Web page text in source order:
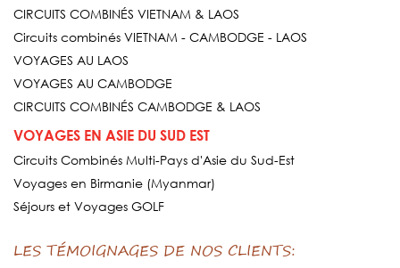
CIRCUITS COMBINÉS VIETNAM & LAOS
Circuits combinés VIETNAM - CAMBODGE - LAOS
VOYAGES AU LAOS
VOYAGES AU CAMBODGE
CIRCUITS COMBINÉS CAMBODGE & LAOS
VOYAGES EN ASIE DU SUD EST
Circuits Combinés Multi-Pays d'Asie du Sud-Est
Voyages en Birmanie (Myanmar)
Séjours et Voyages GOLF
LES TÉMOIGNAGES DE NOS CLIENTS: